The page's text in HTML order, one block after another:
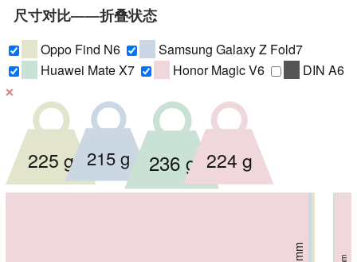
尺寸对比——折叠状态
Oppo Find N6
Samsung Galaxy Z Fold7
Huawei Mate X7
Honor Magic V6 DIN A6
❌
225 g 215 g 236 g 224 g